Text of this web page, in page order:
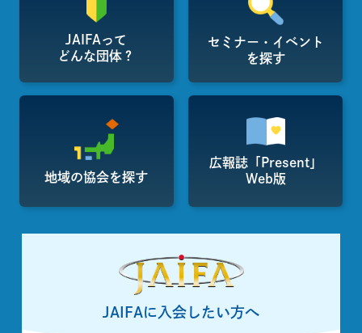
JAIFAって
どんな団体？
セミナー・イベント
を探す
地域の協会を探す
広報誌「Present」
Web版
JAIFAに入会したい方へ